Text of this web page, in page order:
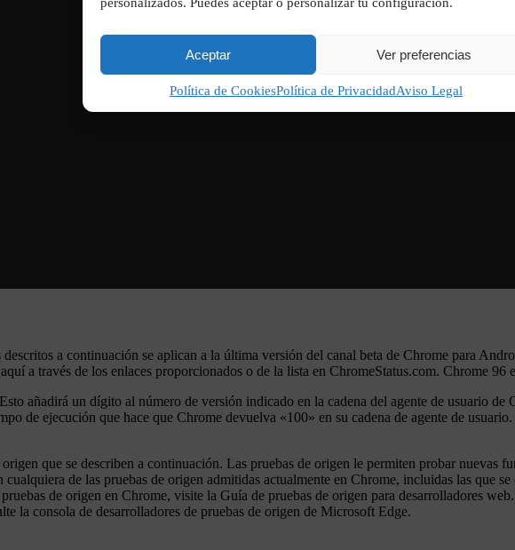
Aceptar Ver preferencias
Política de CookiesPolítica de PrivacidadAviso Legal
a continuación se aplican a la última versión del canal beta de Chrome para
a través de los enlaces proporcionados o de la lista en ChromeStatus.com. Chrome 96
añadirá un dígito al número de versión indicado en la cadena del agente de usuario de
de ejecución que hace que Chrome devuelva «100» en su cadena de agente de
que se describen a continuación. Las pruebas de origen le permiten probar nuevas
de las pruebas de origen admitidas actualmente en Chrome, incluidas las que
de origen en Chrome, visite la Guía de pruebas de origen para desarrolladores
la consola de desarrolladores de pruebas de origen de Microsoft Edge.